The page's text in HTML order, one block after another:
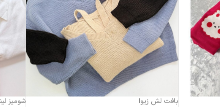
بافت لش زیوا
شومیز